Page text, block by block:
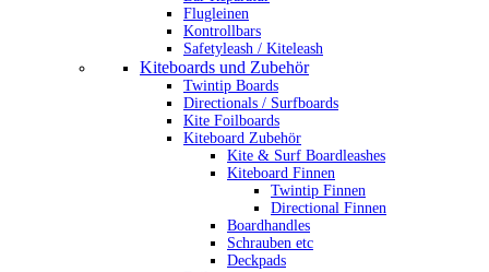
Flugleinen
Kontrollbars
Safetyleash / Kiteleash
Kiteboards und Zubehör
Twintip Boards
Directionals / Surfboards
Kite Foilboards
Kiteboard Zubehör
Kite & Surf Boardleashes
Kiteboard Finnen
Twintip Finnen
Directional Finnen
Boardhandles
Schrauben etc
Deckpads